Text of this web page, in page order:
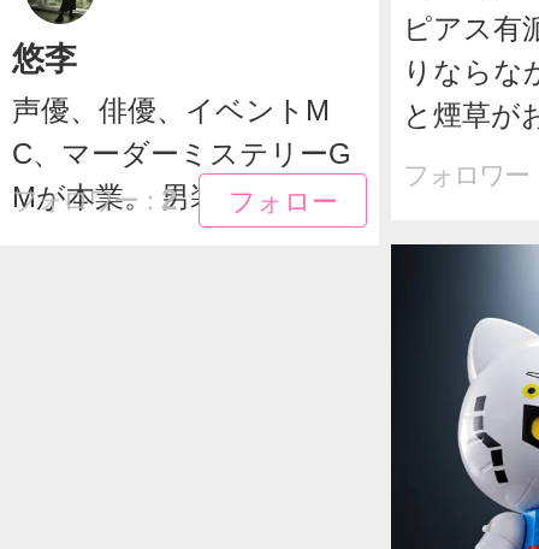
悠李
声優、俳優、イベントM
C、マーダーミステリーG
Mが本業。 男装メイ...
フォロー
フォロー
フォロワー： 2
ピアス有
りならな
と煙草が
フォロワー